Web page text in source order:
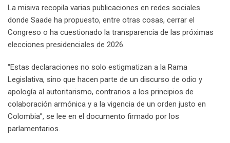
La misiva recopila varias publicaciones en redes sociales
donde Saade ha propuesto, entre otras cosas, cerrar el
Congreso o ha cuestionado la transparencia de las próximas
elecciones presidenciales de 2026.
“Estas declaraciones no solo estigmatizan a la Rama
Legislativa, sino que hacen parte de un discurso de odio y
apología al autoritarismo, contrarios a los principios de
colaboración armónica y a la vigencia de un orden justo en
Colombia”, se lee en el documento firmado por los
parlamentarios.